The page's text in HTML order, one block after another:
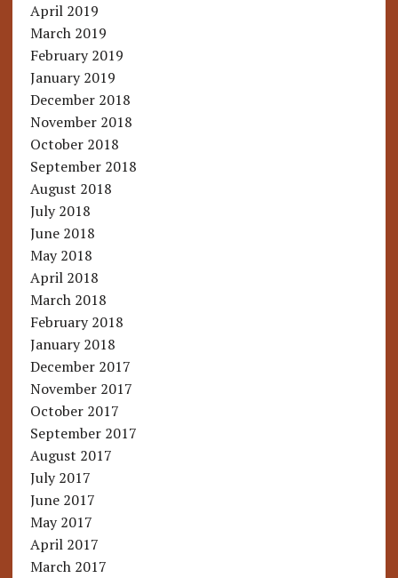
April 2019
March 2019
February 2019
January 2019
December 2018
November 2018
October 2018
September 2018
August 2018
July 2018
June 2018
May 2018
April 2018
March 2018
February 2018
January 2018
December 2017
November 2017
October 2017
September 2017
August 2017
July 2017
June 2017
May 2017
April 2017
March 2017